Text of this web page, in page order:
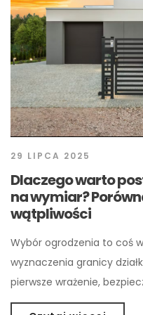
29 LIPCA 2025
Dlaczego warto
na wymiar?
wątpliwości
Wybór ogrodzenia to coś
wyznaczenia granicy
pierwsze wrażenie,